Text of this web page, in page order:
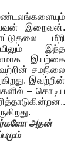
இறைவன்.
மீறி
இந்த
இயற்கை
சமநிலை
இவற்றின்
– கொடிய
அதன்